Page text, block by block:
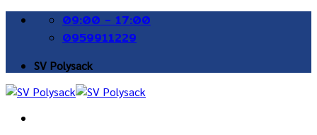
Skip
09:00 - 17:00
0959911229
SV Polysack